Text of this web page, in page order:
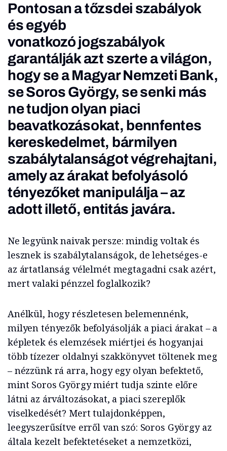
Pontosan a tőzsdei szabályok
és egyéb
vonatkozó jogszabályok
garantálják azt szerte a világon,
hogy se a Magyar Nemzeti Bank,
se Soros György, se senki más
ne tudjon olyan piaci
beavatkozásokat, bennfentes
kereskedelmet, bármilyen
szabálytalanságot végrehajtani,
amely az árakat befolyásoló
tényezőket manipulálja – az
adott illető, entitás javára.
Ne legyünk naivak persze: mindig voltak és
lesznek is szabálytalanságok, de lehetséges-e
az ártatlanság vélelmét megtagadni csak azért,
mert valaki pénzzel foglalkozik?
Anélkül, hogy részletesen belemennénk,
milyen tényezők befolyásolják a piaci árakat – a
képletek és elemzések miértjei és hogyanjai
több tízezer oldalnyi szakkönyvet töltenek meg
– nézzünk rá arra, hogy egy olyan befektető,
mint Soros György miért tudja szinte előre
látni az árváltozásokat, a piaci szereplők
viselkedését? Mert tulajdonképpen,
leegyszerűsítve erről van szó: Soros György az
általa kezelt befektetéseket a nemzetközi,